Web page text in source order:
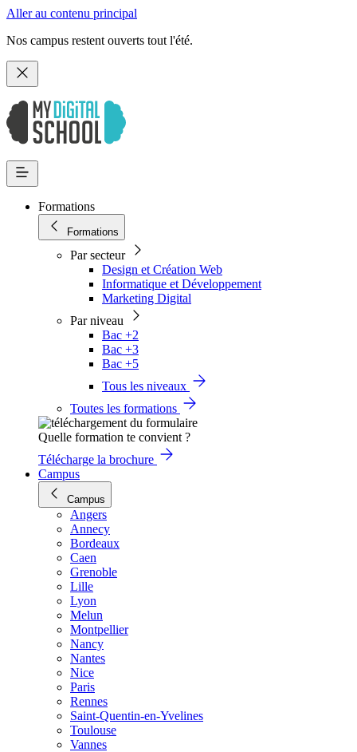
Aller au contenu principal
Nos campus restent ouverts tout l'été.
Formations
Formations
Par secteur
Design et Création Web
Informatique et Développement
Marketing Digital
Par niveau
Bac +2
Bac +3
Bac +5
Tous les niveaux
Toutes les formations
Quelle formation te convient ?
Télécharge la brochure
Campus
Campus
Angers
Annecy
Bordeaux
Caen
Grenoble
Lille
Lyon
Melun
Montpellier
Nancy
Nantes
Nice
Paris
Rennes
Saint-Quentin-en-Yvelines
Toulouse
Vannes